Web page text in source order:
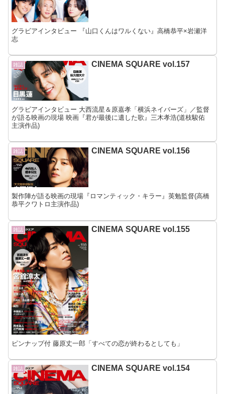
グラビアインタビュー 『山口くんはワルくない』高橋恭平×岩瀬洋
志
雑誌 CINEMA SQUARE vol.157
グラビアインタビュー 大西流星＆原嘉孝「横浜ネイバーズ」／監督
が語る映画の現場 映画『君が最後に遺した歌』三木孝浩(道枝駿佑
主演作品)
雑誌 CINEMA SQUARE vol.156
製作陣が語る映画の現場『ロマンティック・キラー』英勉監督(高橋
恭平クワトロ主演作品)
雑誌 CINEMA SQUARE vol.155
ピンナップ付 藤原丈一郎「すべての恋が終わるとしても」
雑誌 CINEMA SQUARE vol.154